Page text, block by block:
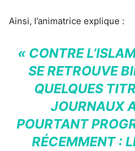
Ainsi, l’animatrice explique :
« CONTRE
SE RETROUVE
QUELQUES
JOURNAUX
POURTANT
RÉCEMMENT :